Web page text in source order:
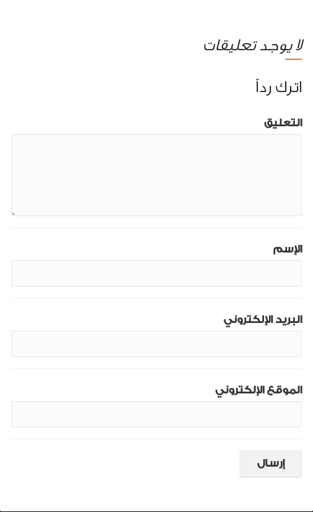
لا يوجد تعليقات
اترك رداً
التعليق
الإسم
البريد الإلكتروني
الموقع الإلكتروني